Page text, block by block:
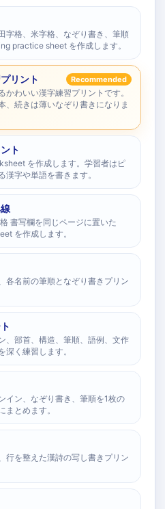
字格、米字格、なぞり書き、筆順
practice sheet を作成します。
リント Recommended
かわいい漢字練習プリントです。
、続きは薄いなぞり書きになりま
ト
を作成します。学習者はピ
漢字や単語を書きます。
書写欄を同じページに置いた
を作成します。
各名前の筆順となぞり書きプリン
、部首、構造、筆順、語例、文作
深く練習します。
イン、なぞり書き、筆順を1枚の
まとめます。
行を整えた漢詩の写し書きプリン